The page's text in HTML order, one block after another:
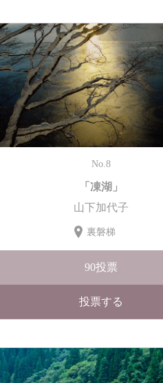
No.8
「凍湖」
山下加代子
裏磐梯
90投票
投票する